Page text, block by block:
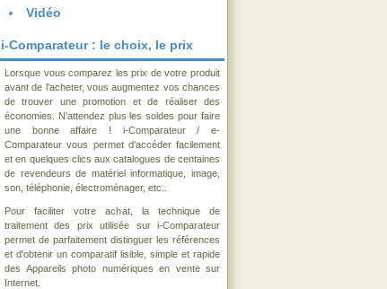
Vidéo
i-Comparateur : le choix, le prix
Lorsque vous comparez les prix de votre produit
avant de l'acheter, vous augmentez vos chances
de trouver une promotion et de réaliser des
économies. N'attendez plus les soldes pour faire
une bonne affaire ! i-Comparateur / e-
Comparateur vous permet d'accéder facilement
et en quelques clics aux catalogues de centaines
de revendeurs de matériel informatique, image,
son, téléphonie, électroménager, etc..
Pour faciliter votre achat, la technique de
traitement des prix utilisée sur i-Comparateur
permet de parfaitement distinguer les références
et d'obtenir un comparatif lisible, simple et rapide
des Appareils photo numériques en vente sur
Internet.